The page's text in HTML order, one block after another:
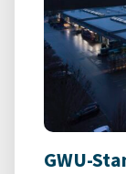
GWU-